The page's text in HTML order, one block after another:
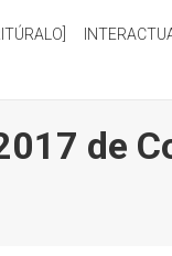
de